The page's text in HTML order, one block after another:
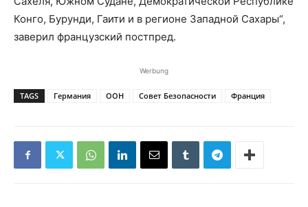
Конго, Бурунди, Гаити и в регионе Западной Сахары“,
заверил французский постпред.
Werbung
TAGS Германия ООН Совет Безопасности Франция